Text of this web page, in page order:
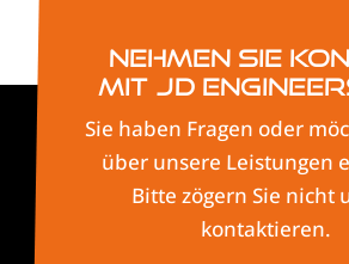
Nehmen Sie
mit JD
Sie haben Fragen oder
über unsere Leistungen
Bitte zögern Sie nicht
kontaktieren.